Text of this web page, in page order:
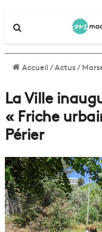
Accueil/Actus/
La Ville
« Friche
Périer